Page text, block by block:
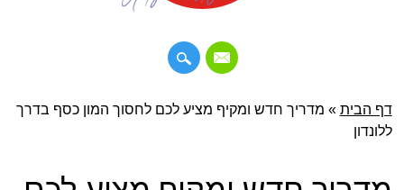
תפריט ראשי
דילוג
לתוכן
דף הבית » מדריך חדש ומקיף מציע לכם לחסוך המון כסף בדרך
ללונדון